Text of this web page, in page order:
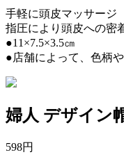
手軽に頭皮マッサージ
指圧により頭皮への密
●11×7.5×3.5㎝
●店舗によって、色柄
婦人 デザイン
598円